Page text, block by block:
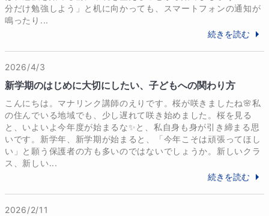
す。）
・恐竜や昆虫関連のNHK番組鑑賞（子どもが生まれて
から新しく加わった趣味です。全く興味がなかったの
す。）
学歴
【学歴】
2011年3月　岐阜県立岐阜北高等学校普通科　卒業
2011年4月　国立岐阜大学教育学部　学校教育教員養
成課程英語教育講座　入学
2015年3月　国立岐阜大学教育学部　学校教育教員養
成課程英語教育講座　卒業
今後ともどうぞよろしくお願いいたします。
分だけ勉強しよう」と机に向かっても、スマートフォンの通知が
鳴ったり...
続きを読む
2026/4/3
新学期のはじめに大切にしたい、子どもへの関わり方
こんにちは。マナリンク講師のえりです。桜が咲きましたね🌸私
の住んでいる地域でも、少し遅れて咲き始めました。桜を見る
と、いよいよ今年度が始まるな✨と、私自身も身が引き締まる思
いです。新学年、新学期が始まると、「今年こそは頑張ってほし
い」と願う保護者の方も多いのではないでしょうか。新しいクラ
ス、新しい...
続きを読む
2026/2/11